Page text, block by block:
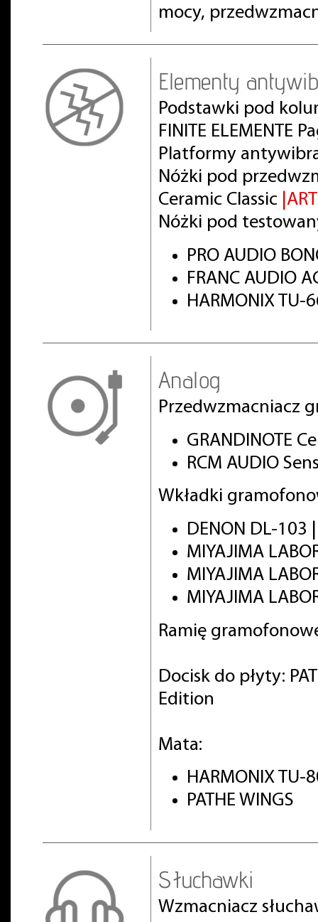
mocy,
Elementy
Podstawki pod
FINITE ELEMENTE
Platformy
Nóżki pod
Ceramic Classic
Nóżki pod
PRO AUDIO
FRANC AUDIO
HARMONIX
Analog
Przedwzmacniacz
GRANDINOTE
RCM AUDIO
Wkładki
DENON DL-103
MIYAJIMA
MIYAJIMA
MIYAJIMA
Ramię
Docisk do płyty:
Edition
Mata:
HARMONIX TU-
PATHE WINGS
Słuchawki
Wzmacniacz